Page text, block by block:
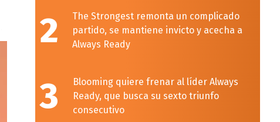
2
The Strongest remonta un complicado
partido, se mantiene invicto y acecha a
Always Ready
3
Blooming quiere frenar al líder Always
Ready, que busca su sexto triunfo
consecutivo